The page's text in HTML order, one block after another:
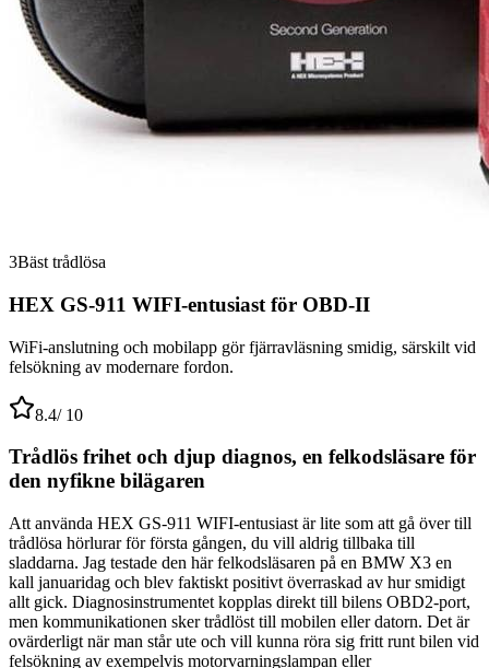
3Bäst trådlösa
HEX GS-911 WIFI-entusiast för OBD-II
WiFi-anslutning och mobilapp gör fjärravläsning smidig, särskilt vid
felsökning av modernare fordon.
8.4/ 10
Trådlös frihet och djup diagnos, en felkodsläsare för
den nyfikne bilägaren
Att använda HEX GS-911 WIFI-entusiast är lite som att gå över till
trådlösa hörlurar för första gången, du vill aldrig tillbaka till
sladdarna. Jag testade den här felkodsläsaren på en BMW X3 en
kall januaridag och blev faktiskt positivt överraskad av hur smidigt
allt gick. Diagnosinstrumentet kopplas direkt till bilens OBD2-port,
men kommunikationen sker trådlöst till mobilen eller datorn. Det är
ovärderligt när man står ute och vill kunna röra sig fritt runt bilen vid
felsökning av exempelvis motorvarningslampan eller